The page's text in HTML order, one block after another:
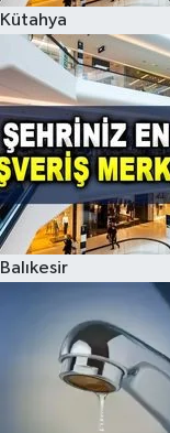
Kütahya
Balıkesir